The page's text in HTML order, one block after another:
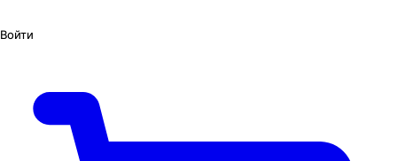
Войти